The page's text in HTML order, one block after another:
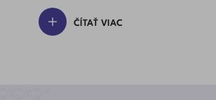
ČÍTAŤ VIAC